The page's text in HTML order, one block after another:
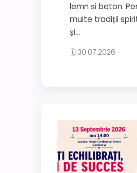
lemn și beton.
multe tradiții
și...
🗓 30.07.2026